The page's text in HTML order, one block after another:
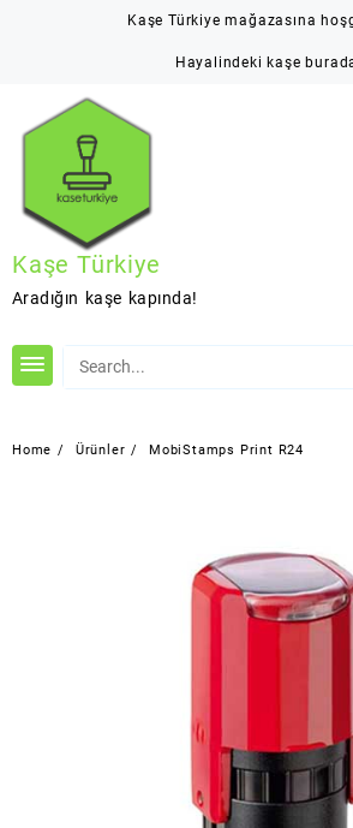
Kaşe Türkiye mağazasına
Hayalindeki kaşe
Kaşe Türkiye
Aradığın kaşe kapında!
Home Ürünler MobiStamps Print R24